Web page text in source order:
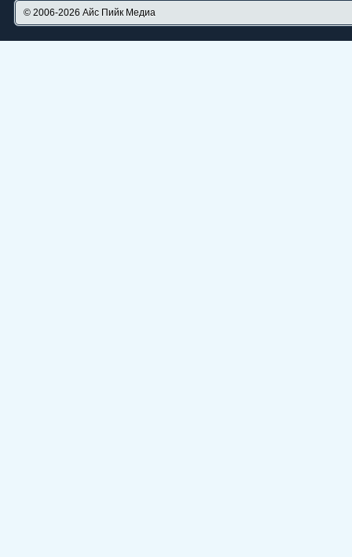
© 2006-2026 Айс Пийк Медиа